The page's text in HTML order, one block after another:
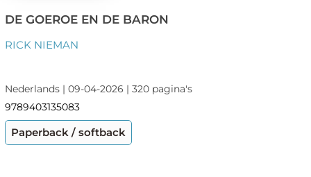
DE GOEROE EN DE BARON
RICK NIEMAN
Nederlands | 09-04-2026 | 320 pagina's
9789403135083
Paperback / softback